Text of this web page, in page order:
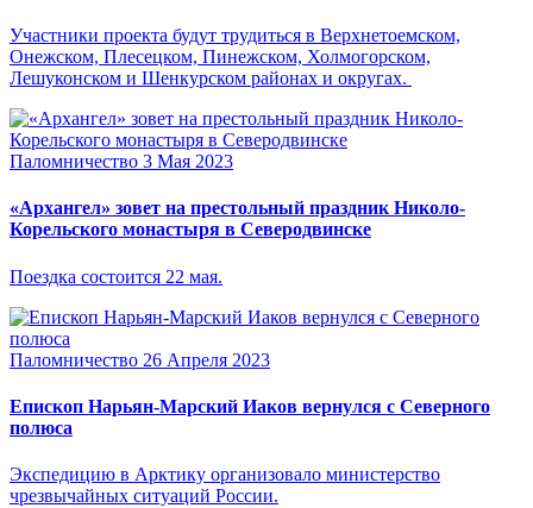
Участники проекта будут трудиться в Верхнетоемском,
Онежском, Плесецком, Пинежском, Холмогорском,
Лешуконском и Шенкурском районах и округах.
Паломничество 3 Мая 2023
«Архангел» зовет на престольный праздник Николо-
Корельского монастыря в Северодвинске
Поездка состоится 22 мая.
Паломничество 26 Апреля 2023
Епископ Нарьян-Марский Иаков вернулся с Северного
полюса
Экспедицию в Арктику организовало министерство
чрезвычайных ситуаций России.